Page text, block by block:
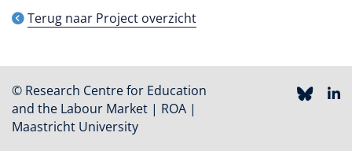
Terug naar Project overzicht
© Research Centre for Education
and the Labour Market | ROA |
Maastricht University